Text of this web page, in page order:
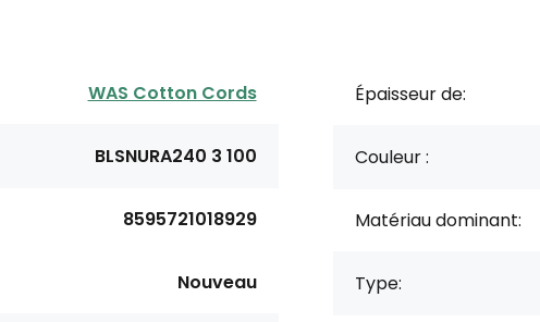
WAS Cotton Cords
BLSNURA240 3 100
8595721018929
Nouveau
Épaisseur de:
Couleur :
Matériau dominant:
Type: